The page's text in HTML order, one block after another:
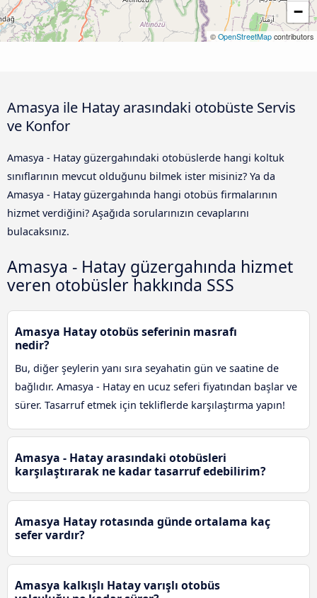
−
© OpenStreetMap contributors
Amasya ile Hatay arasındaki otobüste Servis
ve Konfor
Amasya - Hatay güzergahındaki otobüslerde hangi koltuk
sınıflarının mevcut olduğunu bilmek ister misiniz? Ya da
Amasya - Hatay güzergahında hangi otobüs firmalarının
hizmet verdiğini? Aşağıda sorularınızın cevaplarını
bulacaksınız.
Amasya - Hatay güzergahında hizmet
veren otobüsler hakkında SSS
Amasya Hatay otobüs seferinin masrafı
nedir?
Bu, diğer şeylerin yanı sıra seyahatin gün ve saatine de
bağlıdır. Amasya - Hatay en ucuz seferi fiyatından başlar ve
sürer. Tasarruf etmek için tekliflerde karşılaştırma yapın!
Amasya - Hatay arasındaki otobüsleri
karşılaştırarak ne kadar tasarruf edebilirim?
Amasya Hatay rotasında günde ortalama kaç
sefer vardır?
Amasya kalkışlı Hatay varışlı otobüs